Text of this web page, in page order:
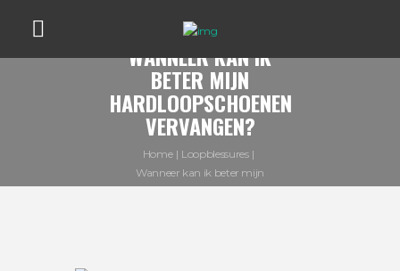
WANNEER KAN IK
BETER MIJN
HARDLOOPSCHOENEN
VERVANGEN?
Home
Loopblessures
Wanneer kan ik beter mijn
hardloopschoenen...